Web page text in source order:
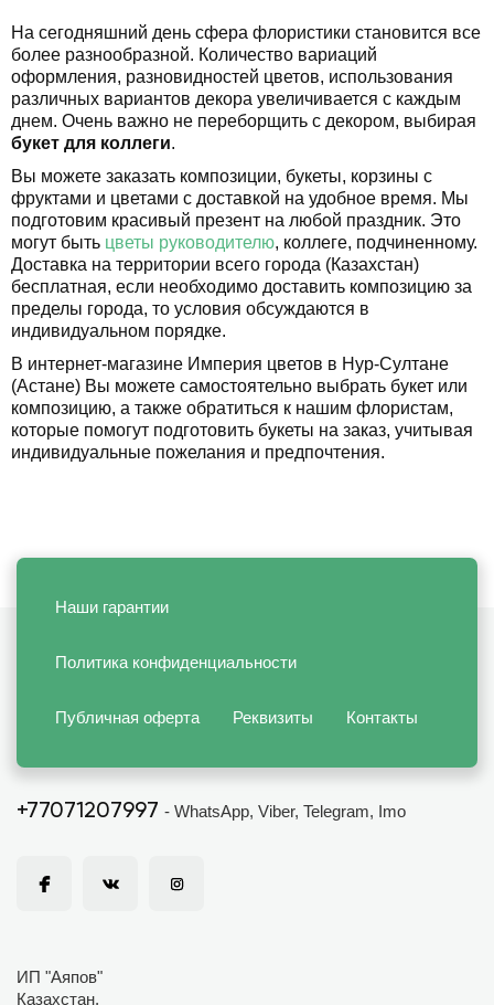
На сегодняшний день сфера флористики становится все
более разнообразной. Количество вариаций
оформления, разновидностей цветов, использования
различных вариантов декора увеличивается с каждым
днем. Очень важно не переборщить с декором, выбирая
букет для коллеги.
Вы можете заказать композиции, букеты, корзины с
фруктами и цветами с доставкой на удобное время. Мы
подготовим красивый презент на любой праздник. Это
могут быть цветы руководителю, коллеге, подчиненному.
Доставка на территории всего города (Казахстан)
бесплатная, если необходимо доставить композицию за
пределы города, то условия обсуждаются в
индивидуальном порядке.
В интернет-магазине Империя цветов в Нур-Султане
(Астане) Вы можете самостоятельно выбрать букет или
композицию, а также обратиться к нашим флористам,
которые помогут подготовить букеты на заказ, учитывая
индивидуальные пожелания и предпочтения.
Наши гарантии
Политика конфиденциальности
Публичная оферта Реквизиты Контакты
+77071207997 - WhatsApp, Viber, Telegram, Imo
ИП "Аяпов"
Казахстан,